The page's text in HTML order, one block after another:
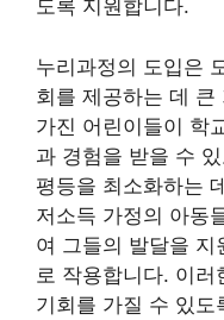
도록 지원합니다.
누리과정의 도입은
회를 제공하는 데
가진 어린이들이 학
과 경험을 받을 수
평등을 최소화하는
저소득 가정의 아동
여 그들의 발달을 지
로 작용합니다. 이
기회를 가질 수 있